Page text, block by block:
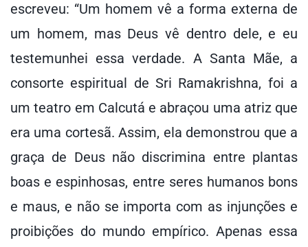
escreveu: “Um homem vê a forma externa de
um homem, mas Deus vê dentro dele, e eu
testemunhei essa verdade. A Santa Mãe, a
consorte espiritual de Sri Ramakrishna, foi a
um teatro em Calcutá e abraçou uma atriz que
era uma cortesã. Assim, ela demonstrou que a
graça de Deus não discrimina entre plantas
boas e espinhosas, entre seres humanos bons
e maus, e não se importa com as injunções e
proibições do mundo empírico. Apenas essa